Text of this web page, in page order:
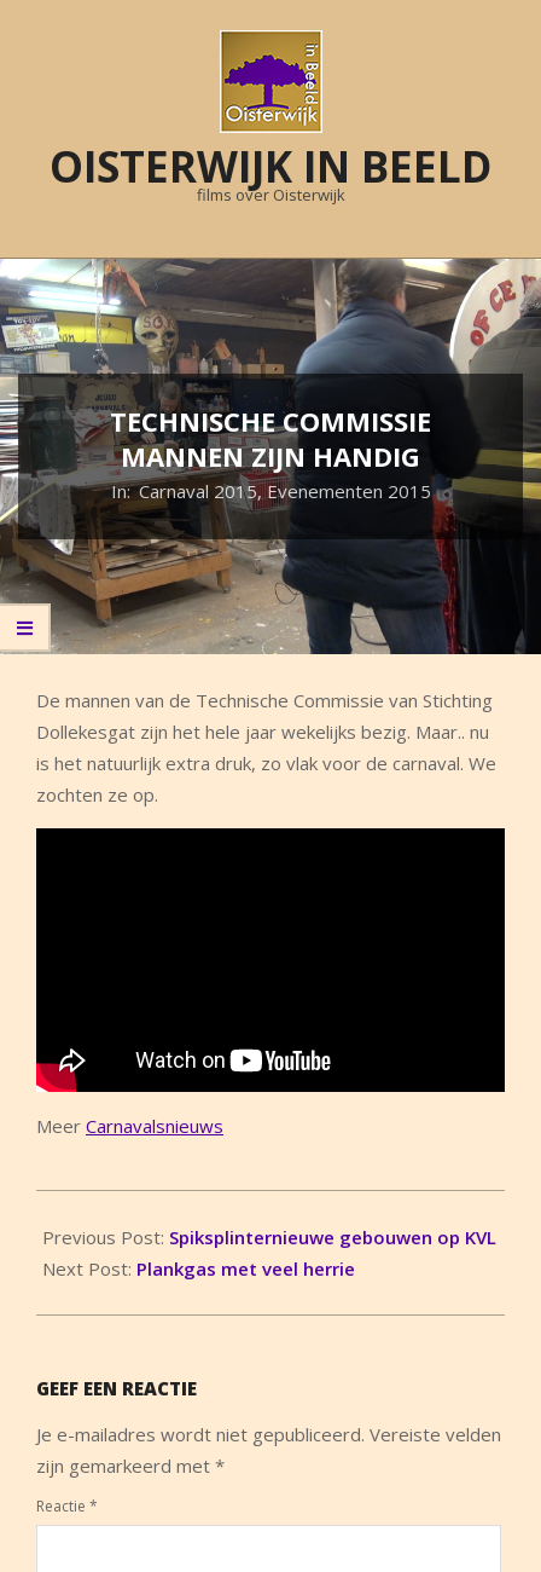
OISTERWIJK IN BEELD
films over Oisterwijk
Primary
Navigation
Menu
TECHNISCHE COMMISSIE
MANNEN ZIJN HANDIG
In: Carnaval 2015,Evenementen 2015
De mannen van de Technische Commissie van Stichting
Dollekesgat zijn het hele jaar wekelijks bezig. Maar.. nu
is het natuurlijk extra druk, zo vlak voor de carnaval. We
zochten ze op.
Meer Carnavalsnieuws
02-
13
Previous Post: Spiksplinternieuwe gebouwen op KVL
Next Post: Plankgas met veel herrie
GEEF EEN REACTIE
Je e-mailadres wordt niet gepubliceerd. Vereiste velden
zijn gemarkeerd met *
Reactie *